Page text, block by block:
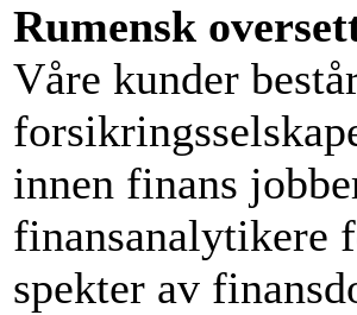
Rumensk
Våre kunder
innen finans
finansanalytikere
spekter av